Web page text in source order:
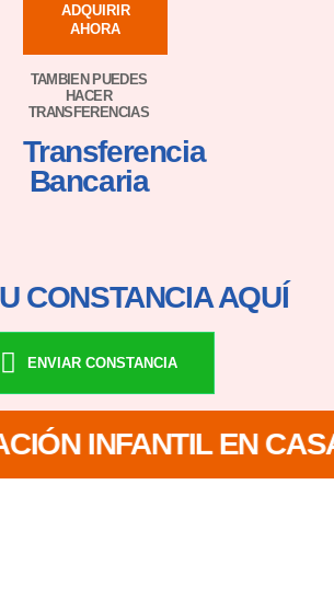
ADQUIRIR
AHORA
TAMBIEN PUEDES
HACER
TRANSFERENCIAS
Transferencia
Bancaria
CONSTANCIA AQUÍ
ENVIAR CONSTANCIA
INFANTIL EN